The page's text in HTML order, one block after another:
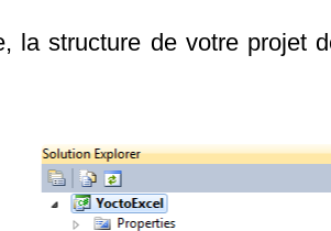
la structure de votre projet